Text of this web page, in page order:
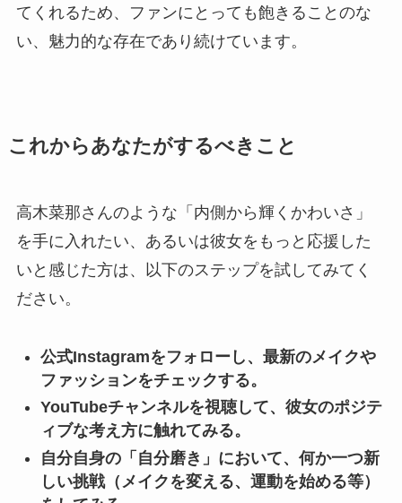
てくれるため、ファンにとっても飽きることのな
い、魅力的な存在であり続けています。
これからあなたがするべきこと
高木菜那さんのような「内側から輝くかわいさ」
を手に入れたい、あるいは彼女をもっと応援した
いと感じた方は、以下のステップを試してみてく
ださい。
公式Instagramをフォローし、最新のメイクや
ファッションをチェックする。
YouTubeチャンネルを視聴して、彼女のポジテ
ィブな考え方に触れてみる。
自分自身の「自分磨き」において、何か一つ新
しい挑戦（メイクを変える、運動を始める等）